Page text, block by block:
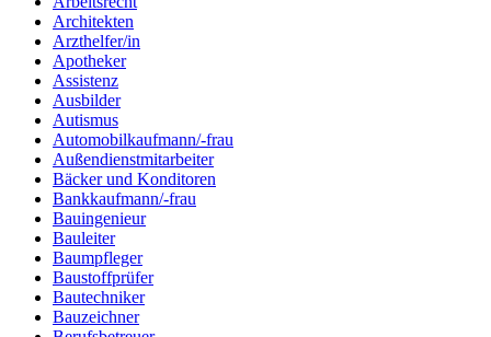
Architekten
Arzthelfer/in
Apotheker
Assistenz
Ausbilder
Autismus
Automobilkaufmann/-frau
Außendienstmitarbeiter
Bäcker und Konditoren
Bankkaufmann/-frau
Bauingenieur
Bauleiter
Baumpfleger
Baustoffprüfer
Bautechniker
Bauzeichner